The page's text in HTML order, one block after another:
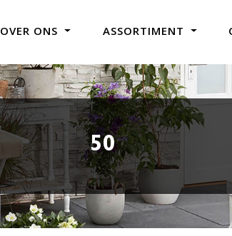
OVER ONS ASSORTIMENT
50